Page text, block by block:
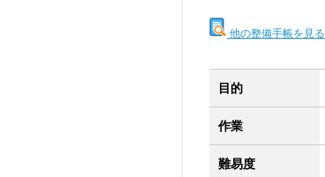
他の整備手帳を見る
目的
作業
難易度